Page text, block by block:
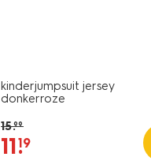
kinderjumpsuit jersey
donkerroze
15.99
11.
19